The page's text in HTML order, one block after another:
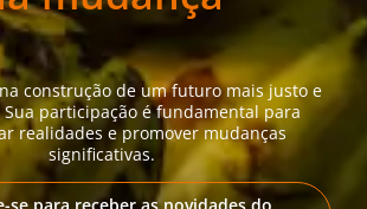
construção de um futuro mais justo e
participação é fundamental para
realidades e promover mudanças
significativas.